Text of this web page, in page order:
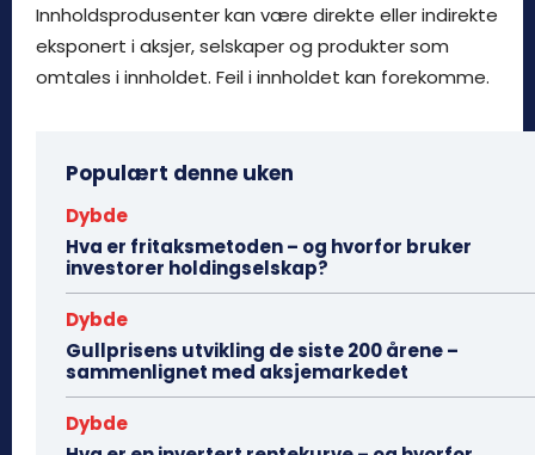
Innholdsprodusenter kan være direkte eller indirekte
eksponert i aksjer, selskaper og produkter som
omtales i innholdet. Feil i innholdet kan forekomme.
Populært denne uken
Dybde
Hva er fritaksmetoden – og hvorfor bruker
investorer holdingselskap?
Dybde
Gullprisens utvikling de siste 200 årene –
sammenlignet med aksjemarkedet
Dybde